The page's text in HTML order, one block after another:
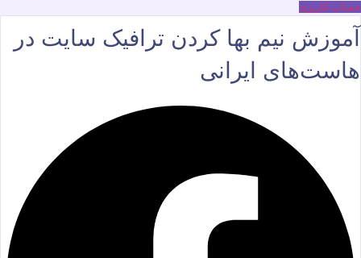
حساب کاربری
آموزش نیم بها کردن ترافیک سایت در
هاست‌های ایرانی